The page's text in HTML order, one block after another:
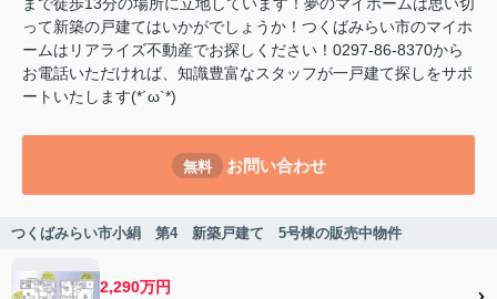
まで徒歩13分の場所に立地しています！夢のマイホームは思い切
って新築の戸建てはいかがでしょうか！つくばみらい市のマイホ
ームはリアライズ不動産でお探しください！0297-86-8370から
お電話いただければ、知識豊富なスタッフが一戸建て探しをサポ
ートいたします(*´ω`*)
無料 お問い合わせ
つくばみらい市小絹 第4 新築戸建て 5号棟の販売中物件
2,290万円